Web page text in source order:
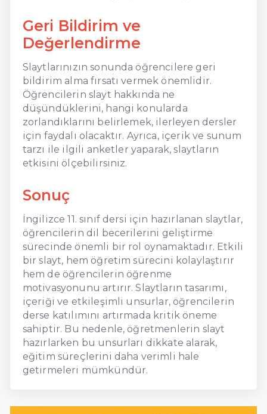
Geri Bildirim ve
Değerlendirme
Slaytlarınızın sonunda öğrencilere geri
bildirim alma fırsatı vermek önemlidir.
Öğrencilerin slayt hakkında ne
düşündüklerini, hangi konularda
zorlandıklarını belirlemek, ilerleyen dersler
için faydalı olacaktır. Ayrıca, içerik ve sunum
tarzı ile ilgili anketler yaparak, slaytların
etkisini ölçebilirsiniz.
Sonuç
İngilizce 11. sınıf dersi için hazırlanan slaytlar,
öğrencilerin dil becerilerini geliştirme
sürecinde önemli bir rol oynamaktadır. Etkili
bir slayt, hem öğretim sürecini kolaylaştırır
hem de öğrencilerin öğrenme
motivasyonunu artırır. Slaytların tasarımı,
içeriği ve etkileşimli unsurlar, öğrencilerin
derse katılımını artırmada kritik öneme
sahiptir. Bu nedenle, öğretmenlerin slayt
hazırlarken bu unsurları dikkate alarak,
eğitim süreçlerini daha verimli hale
getirmeleri mümkündür.